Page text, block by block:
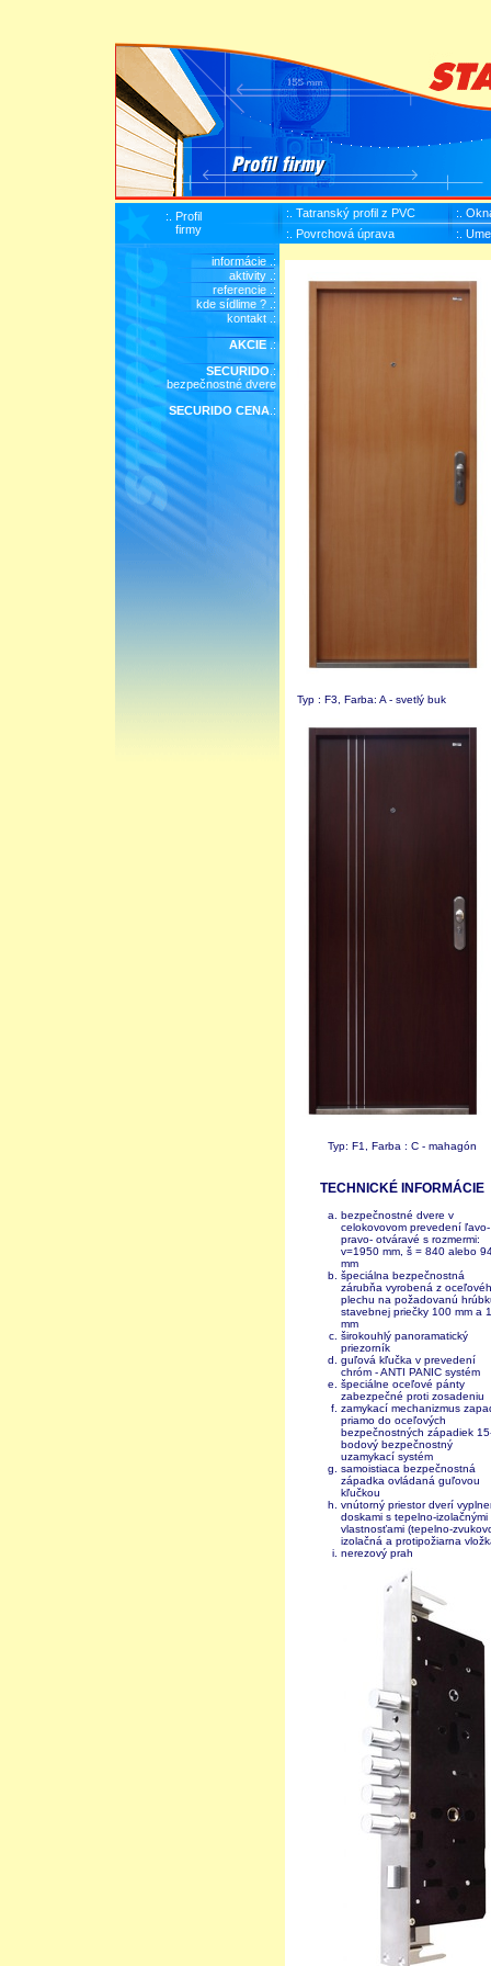
:. Profil
firmy
:. Tatranský profil z PVC
:.
:. Povrchová úprava
:.
informácie .:
aktivity .:
referencie .:
kde sídlime ? .:
kontakt .:
AKCIE .:
SECURIDO.:
bezpečnostné dvere
SECURIDO CENA .:
Typ : F3, Farba: A - svetlý buk
Typ: F1, Farba : C - mahagón
TECHNICKÉ INFORMÁCIE
bezpečnostné dvere v
celokovovom prevedení
pravo- otváravé s rozmermi:
v=1950 mm, š = 840 alebo
mm
špeciálna bezpečnostná
zárubňa vyrobená z
plechu na požadovanú
stavebnej priečky 100 mm a
mm
širokouhlý panoramatický
priezorník
guľová kľučka v prevedení
chróm - ANTI PANIC systém
špeciálne oceľové pánty
zabezpečné proti zosadeniu
zamykací mechanizmus
priamo do oceľových
bezpečnostných západiek
bodový bezpečnostný
uzamykací systém
samoistiaca bezpečnostná
západka ovládaná guľovou
kľučkou
vnútorný priestor dverí
doskami s tepelno-izolačnými
vlastnosťami (tepelno-
izolačná a protipožiarna
nerezový prah